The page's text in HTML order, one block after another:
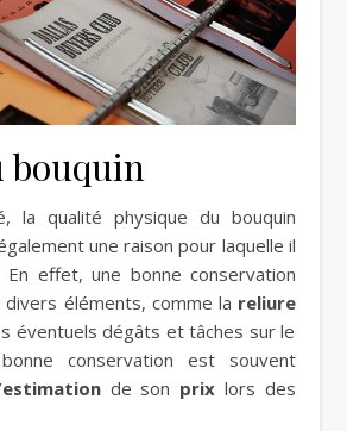
la qualité physique du bouquin
une raison pour laquelle il
En effet, une bonne conservation
éléments, comme la reliure
éventuels dégâts et tâches sur le
conservation est souvent
estimationde son prixlors des